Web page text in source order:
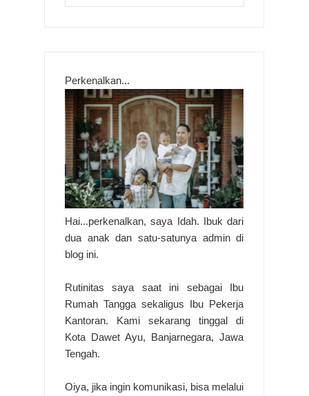
Perkenalkan...
Hai...perkenalkan, saya Idah. Ibuk dari
dua anak dan satu-satunya admin di
blog ini.
Rutinitas saya saat ini sebagai Ibu
Rumah Tangga sekaligus Ibu Pekerja
Kantoran. Kami sekarang tinggal di
Kota Dawet Ayu, Banjarnegara, Jawa
Tengah.
Oiya, jika ingin komunikasi, bisa melalui